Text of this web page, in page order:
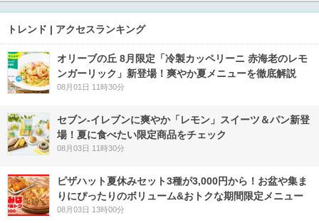
トレンド | アクセスランキング
オリーブの丘 8月限定「冷製カッペリーニ 赤海老のレモ
ンガーリック」新登場！爽やか夏メニューを徹底解説
08月01日 11時30分
セブン‐イレブンに爽やか「レモン」スイーツ＆パン新登
場！夏に食べたい限定商品をチェック
08月03日 11時30分
ピザハット夏休みセット3種が3,000円から！お盆や集ま
りにぴったりのボリューム&おトクな期間限定メニュー
08月03日 13時00分